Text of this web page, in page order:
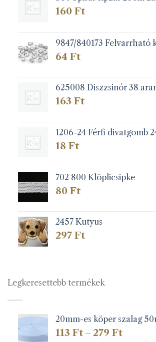
választhatók
160 Ft
9847/840173 Felvarrható
64 Ft
625008 Diszzsinór 38
163 Ft
1206-24 Férfi divatgomb
18 Ft
702 800 Klöplicsipke
80 Ft
2457 Kutyus
297 Ft
Legkeresettebb termékek
20mm-es köper szalag
113 Ft – 279 Ft